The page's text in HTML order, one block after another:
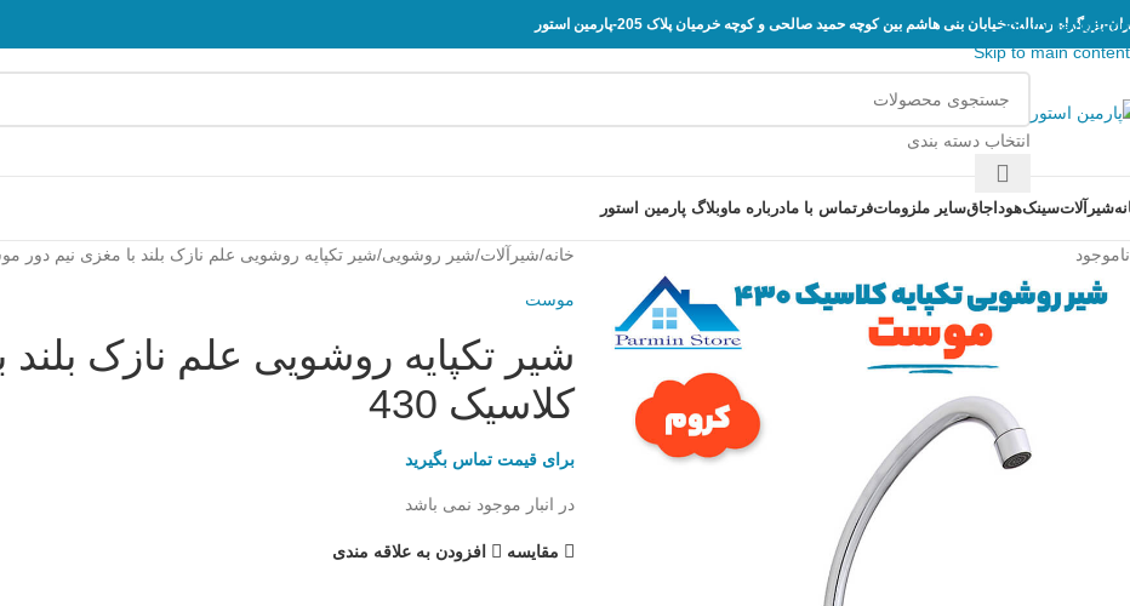
Skip to navigation
Skip to main content
بزرگراه رسالت-خیابان بنی هاشم بین کوچه حمید صالحی و کوچه خرمیان پلاک 205-پارمین استور
انتخاب دسته بندی
شیرآلاتسینکهود اجاقسایر ملزوماتفر تماس با مادرباره ماوبلاگ پارمین استور
ناموجود خانه شیرآلات شیر روشویی شیر تکپایه روشویی علم نازک بلند با مغزی نیم دور
موست
شیر تکپایه روشویی علم نازک
کلاسیک 430
برای قیمت تماس بگیرید
در انبار موجود نمی باشد
مقایسه افزودن به علاقه مندی